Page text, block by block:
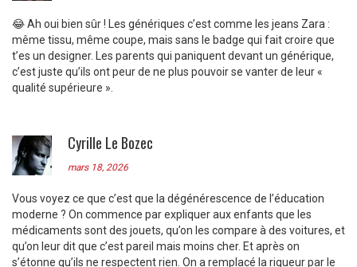
😂 Ah oui bien sûr ! Les génériques c’est comme les jeans Zara :
même tissu, même coupe, mais sans le badge qui fait croire que
t’es un designer. Les parents qui paniquent devant un générique,
c’est juste qu’ils ont peur de ne plus pouvoir se vanter de leur «
qualité supérieure ».
Cyrille Le Bozec
mars 18, 2026
Vous voyez ce que c’est que la dégénérescence de l’éducation
moderne ? On commence par expliquer aux enfants que les
médicaments sont des jouets, qu’on les compare à des voitures, et
qu’on leur dit que c’est pareil mais moins cher. Et après on
s’étonne qu’ils ne respectent rien. On a remplacé la rigueur par le